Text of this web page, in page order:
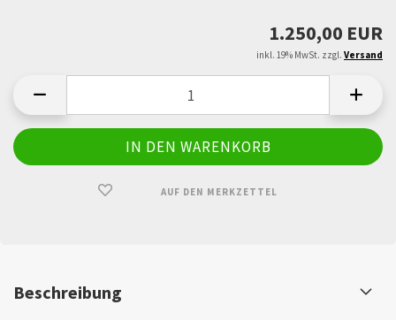
1.250,00 EUR
inkl. 19% MwSt. zzgl. Versand
AUF DEN MERKZETTEL
Beschreibung